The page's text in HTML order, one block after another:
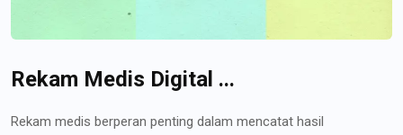
Rekam Medis Digital ...
Rekam medis berperan penting dalam mencatat hasil